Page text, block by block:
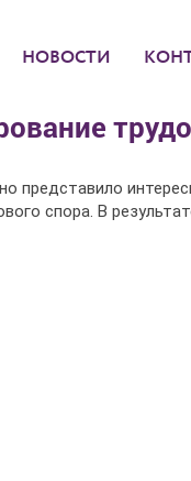
НОВОСТИ
представило
спора. В